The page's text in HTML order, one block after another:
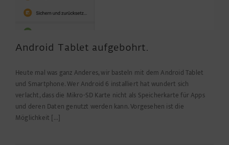
Android Tablet aufgebohrt.
Heute mal was ganz Anderes, wir basteln mit dem Android Tablet
und Smartphone. Wer Android 6 installiert hat wundert sich
verlacht, dass die Mikro-SD Karte nicht als Speicherkarte für Apps
und deren Daten genutzt werden kann. Vorgesehen ist die
Möglichkeit [...]